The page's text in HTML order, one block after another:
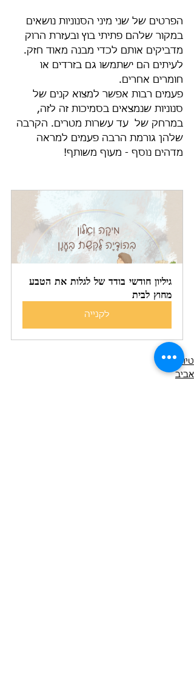
הפרטים של שני מיני הסנוניות נושאים
במקור שלהם פתיתי בוץ ובעזרת הרוק
מדביקים אותם לכדי מבנה מאוד חזק.
לעיתים הם ישתמשו גם בזרדים או
חומרים אחרים.
פעמים רבות אפשר למצוא קנים של
סנוניות שנמצאים בסמיכות זה לזה,
במרחק של  עד עשרות מטרים. הקרבה
שלהן גורמת הרבה פעמים למראה
מדהים נוסף - מעוף משותף!
גיליון חודשי בודד של לגלות את הטבע
מחוץ לבית
לקנייה
טיולים
אביב